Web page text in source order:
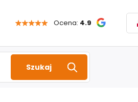
Ocena: 4.9
Szukaj